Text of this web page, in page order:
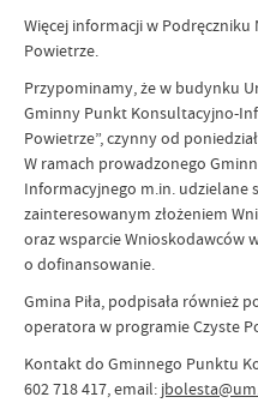
Więcej informacji w
Powietrze.
Przypominamy, że w budynku
Gminny Punkt Konsultacyjno-
Powietrze”, czynny od
W ramach prowadzonego
Informacyjnego m.in. udzielane
zainteresowanym złożeniem
oraz wsparcie Wnioskodawców
o dofinansowanie.
Gmina Piła, podpisała również
operatora w programie Czyste
Kontakt do Gminnego Punktu
602 718 417, email: